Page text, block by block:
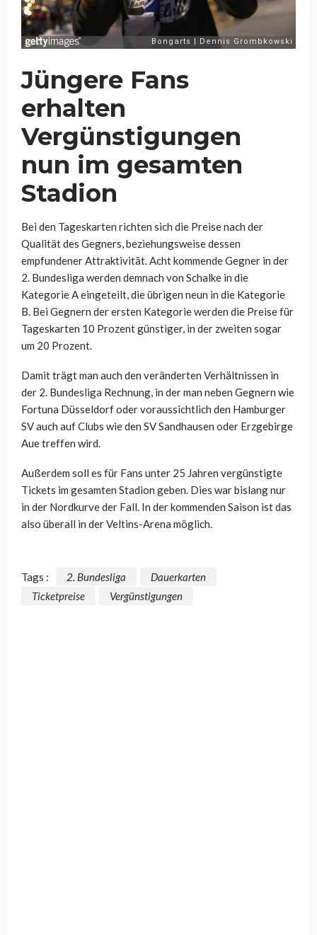
Jüngere Fans
erhalten
Vergünstigungen
nun im gesamten
Stadion
Bei den Tageskarten richten sich die Preise nach der
Qualität des Gegners, beziehungsweise dessen
empfundener Attraktivität. Acht kommende Gegner in der
2. Bundesliga werden demnach von Schalke in die
Kategorie A eingeteilt, die übrigen neun in die Kategorie
B. Bei Gegnern der ersten Kategorie werden die Preise für
Tageskarten 10 Prozent günstiger, in der zweiten sogar
um 20 Prozent.
Damit trägt man auch den veränderten Verhältnissen in
der 2. Bundesliga Rechnung, in der man neben Gegnern wie
Fortuna Düsseldorf oder voraussichtlich den Hamburger
SV auch auf Clubs wie den SV Sandhausen oder Erzgebirge
Aue treffen wird.
Außerdem soll es für Fans unter 25 Jahren vergünstigte
Tickets im gesamten Stadion geben. Dies war bislang nur
in der Nordkurve der Fall. In der kommenden Saison ist das
also überall in der Veltins-Arena möglich.
Tags : 2. Bundesliga
Dauerkarten
Ticketpreise
Vergünstigungen